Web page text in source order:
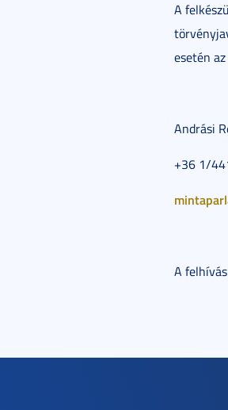
A
esetén
Andrási
+36 1/
A